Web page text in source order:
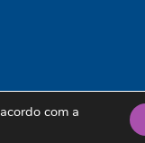
com a